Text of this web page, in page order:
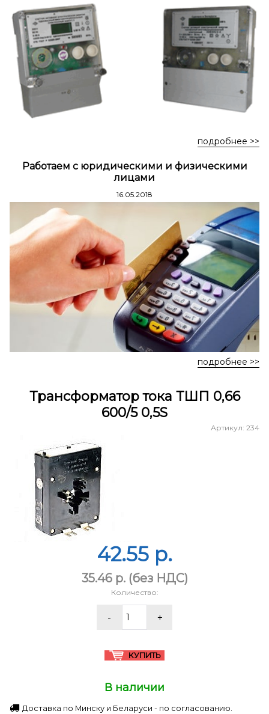
Стремянки стальные
Стремянки двухсторонние стальные
подробнее >>
Работаем с юридическими и физическими
лицами
16.05.2018
подробнее >>
Трансформатор тока ТШП 0,66
600/5 0,5S
Артикул: 234
42.55 p.
35.46 p.(без НДС)
Количество:
В наличии
Доставка по Минску и Беларуси - по согласованию.